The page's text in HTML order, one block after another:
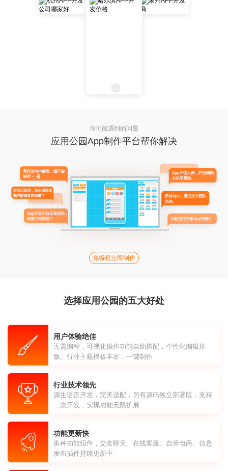
你可能遇到的问题
应用公园App制作平台帮你解决
免编程立即制作
选择应用公园的五大好处
用户体验绝佳
无需编程，可视化操作功能自助搭配，个性化编辑排
版。行业主题模板丰富，一键制作
行业技术领先
源生语言开发，完美适配，另有源码独立部署版，支持
二次开发，实现功能无限扩展
功能更新快
多种功能组件，交友聊天、在线客服、自营电商、信息
发布插件持续更新中